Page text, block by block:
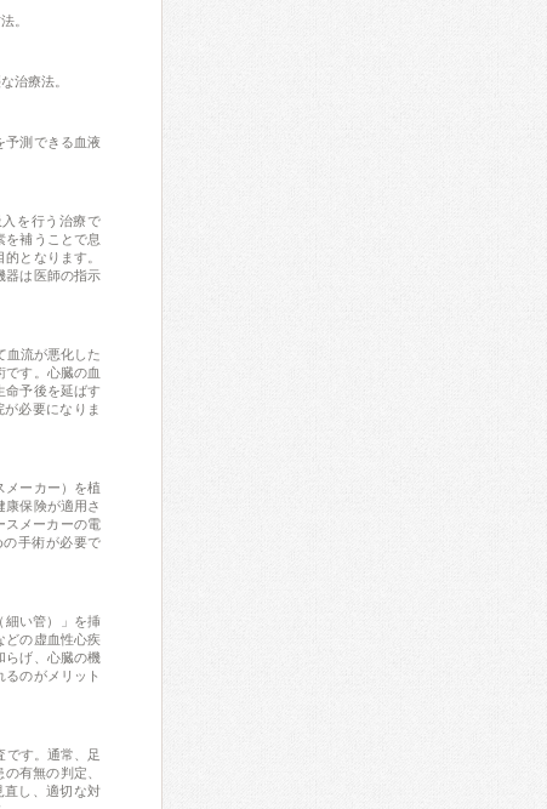
。
治療法。
予測できる血液
を行う治療で
を補うことで息
となります。
器は医師の指示
血流が悪化した
です。心臓の血
命予後を延ばす
必要になりま
メーカー）を植
康保険が適用さ
スメーカーの電
手術が必要で
細い管）」を挿
どの虚血性心疾
らげ、心臓の機
のがメリット
です。通常、足
有無の判定、
直し、適切な対